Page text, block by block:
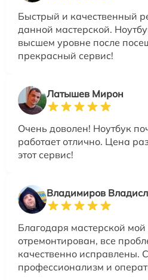
Быстрый и качественный
данной мастерской.
высшем уровне после
прекрасный сервис!
Латышев Мирон
Очень доволен! Ноутбук
работает отлично. Цена
этот сервис!
Владимиров
Благодаря мастерской
отремонтирован, все
качественно исправлены.
профессионализм и